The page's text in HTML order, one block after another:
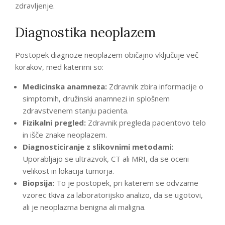
zdravljenje.
Diagnostika neoplazem
Postopek diagnoze neoplazem običajno vključuje več
korakov, med katerimi so:
Medicinska anamneza: Zdravnik zbira informacije o
simptomih, družinski anamnezi in splošnem
zdravstvenem stanju pacienta.
Fizikalni pregled: Zdravnik pregleda pacientovo telo
in išče znake neoplazem.
Diagnosticiranje z slikovnimi metodami:
Uporabljajo se ultrazvok, CT ali MRI, da se oceni
velikost in lokacija tumorja.
Biopsija: To je postopek, pri katerem se odvzame
vzorec tkiva za laboratorijsko analizo, da se ugotovi,
ali je neoplazma benigna ali maligna.